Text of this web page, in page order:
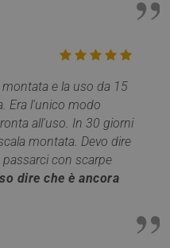
e la uso da 15
Era l'unico modo
all'uso. In 30 giorni
montata. Devo dire
con scarpe
dire che è ancora